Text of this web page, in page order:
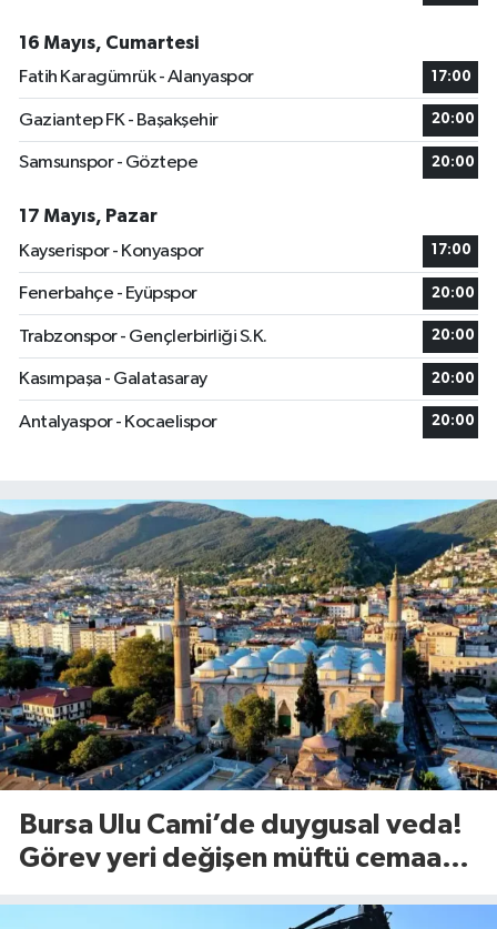
16 Mayıs, Cumartesi
Fatih Karagümrük - Alanyaspor
17:00
Gaziantep FK - Başakşehir 20:00
Samsunspor - Göztepe 20:00
17 Mayıs, Pazar
Kayserispor - Konyaspor
17:00
Fenerbahçe - Eyüpspor 20:00
Trabzonspor - Gençlerbirliği S.K. 20:00
Kasımpaşa - Galatasaray 20:00
Antalyaspor - Kocaelispor 20:00
Bursa Ulu Cami’de duygusal veda!
Görev yeri değişen müftü cemaate